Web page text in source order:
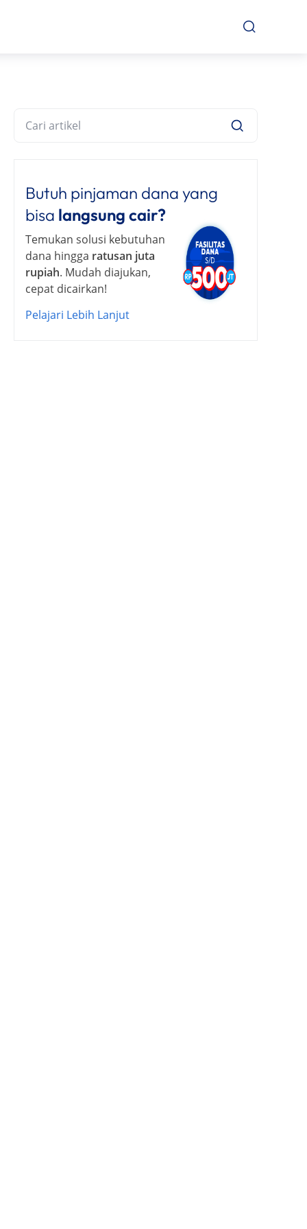
Butuh pinjaman dana yang
bisa langsung cair?
Temukan solusi kebutuhan
dana hingga ratusan juta
rupiah. Mudah diajukan,
cepat dicairkan!
Pelajari Lebih Lanjut